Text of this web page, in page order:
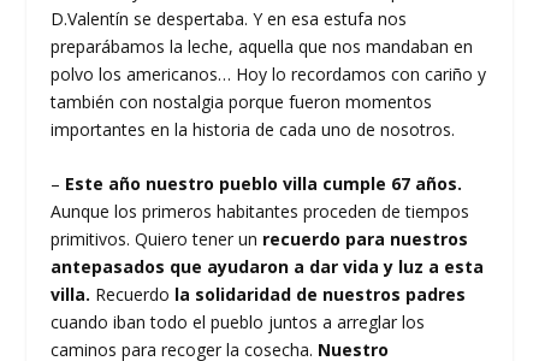
D.Valentín se despertaba. Y en esa estufa nos
preparábamos la leche, aquella que nos mandaban en
polvo los americanos… Hoy lo recordamos con cariño y
también con nostalgia porque fueron momentos
importantes en la historia de cada uno de nosotros.
– Este año nuestro pueblo villa cumple 67 años.
Aunque los primeros habitantes proceden de tiempos
primitivos. Quiero tener un recuerdo para nuestros
antepasados que ayudaron a dar vida y luz a esta
villa. Recuerdo la solidaridad de nuestros padres
cuando iban todo el pueblo juntos a arreglar los
caminos para recoger la cosecha. Nuestro